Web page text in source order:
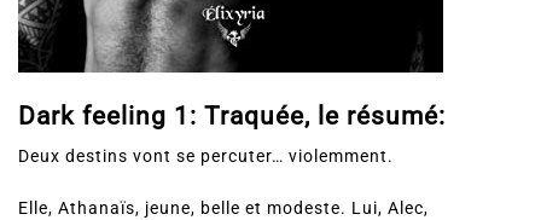
Dark feeling 1: Traquée, le résumé: